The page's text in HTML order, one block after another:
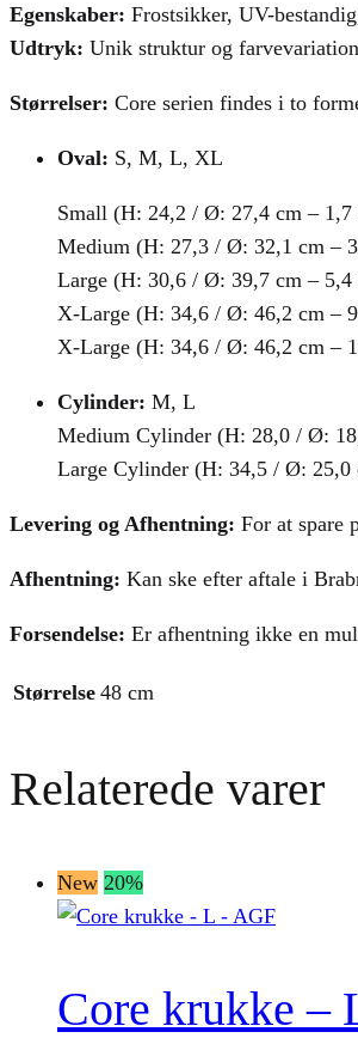
Egenskaber: Frostsikker, UV-
Udtryk: Unik struktur og
Størrelser: Core serien findes i to
Oval: S, M, L, XL
Small (H: 24,2 / Ø: 27,4 cm – 1,7
Medium (H: 27,3 / Ø: 32,1 cm –
Large (H: 30,6 / Ø: 39,7 cm – 5,4
X-Large (H: 34,6 / Ø: 46,2 cm –
X-Large (H: 34,6 / Ø: 46,2 cm –
Cylinder: M, L
Medium Cylinder (H: 28,0 / Ø:
Large Cylinder (H: 34,5 / Ø: 25,0
Levering og Afhentning: For at spare
Afhentning: Kan ske efter aftale i
Forsendelse: Er afhentning ikke en
Størrelse 48 cm
Relaterede varer
New 20%
Core krukke –